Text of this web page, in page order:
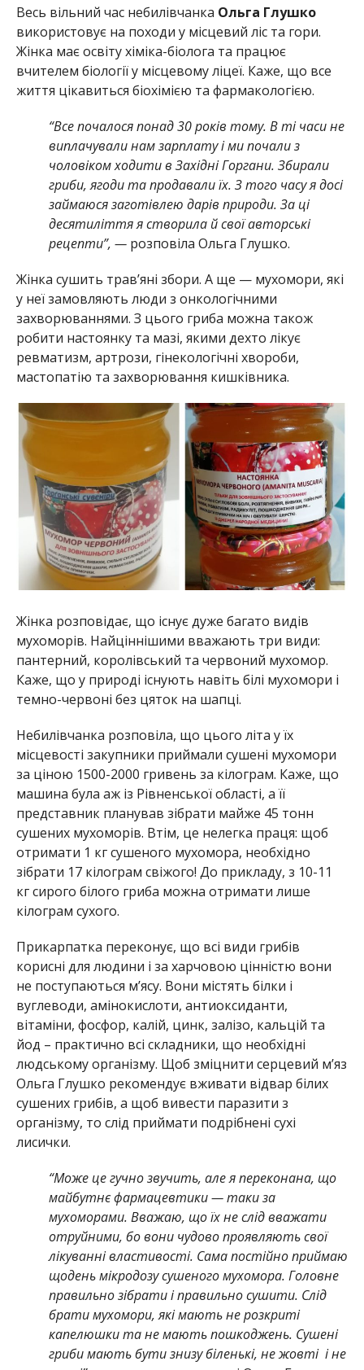
Весь вільний час небилівчанка Ольга Глушко
використовує на походи у місцевий ліс та гори.
Жінка має освіту хіміка-біолога та працює
вчителем біології у місцевому ліцеї. Каже, що все
життя цікавиться біохімією та фармакологією.
“Все почалося понад 30 років тому. В ті часи не
виплачували нам зарплату і ми почали з
чоловіком ходити в Західні Горгани. Збирали
гриби, ягоди та продавали їх. З того часу я досі
займаюся заготівлею дарів природи. За ці
десятиліття я створила й свої авторські
рецепти”, — розповіла Ольга Глушко.
Жінка сушить трав’яні збори. А ще — мухомори, які
у неї замовляють люди з онкологічними
захворюваннями. З цього гриба можна також
робити настоянку та мазі, якими дехто лікує
ревматизм, артрози, гінекологічні хвороби,
мастопатію та захворювання кишківника.
Жінка розповідає, що існує дуже багато видів
мухоморів. Найціннішими вважають три види:
пантерний, королівський та червоний мухомор.
Каже, що у природі існують навіть білі мухомори і
темно-червоні без цяток на шапці.
Небилівчанка розповіла, що цього літа у їх
місцевості закупники приймали сушені мухомори
за ціною 1500-2000 гривень за кілограм. Каже, що
машина була аж із Рівненської області, а її
представник планував зібрати майже 45 тонн
сушених мухоморів. Втім, це нелегка праця: щоб
отримати 1 кг сушеного мухомора, необхідно
зібрати 17 кілограм свіжого! До прикладу, з 10-11
кг сирого білого гриба можна отримати лише
кілограм сухого.
Прикарпатка переконує, що всі види грибів
корисні для людини і за харчовою цінністю вони
не поступаються м’ясу. Вони містять білки і
вуглеводи, амінокислоти, антиоксиданти,
вітаміни, фосфор, калій, цинк, залізо, кальцій та
йод – практично всі складники, що необхідні
людському організму. Щоб зміцнити серцевий м’яз
Ольга Глушко рекомендує вживати відвар білих
сушених грибів, а щоб вивести паразити з
організму, то слід приймати подрібнені сухі
лисички.
“Може це гучно звучить, але я переконана, що
майбутнє фармацевтики — таки за
мухоморами. Вважаю, що їх не слід вважати
отруйними, бо вони чудово проявляють свої
лікуванні властивості. Сама постійно приймаю
щодень мікродозу сушеного мухомора. Головне
правильно зібрати і правильно сушити. Слід
брати мухомори, які мають не розкриті
капелюшки та не мають пошкоджень. Сушені
гриби мають бути знизу біленькі, не жовті і не